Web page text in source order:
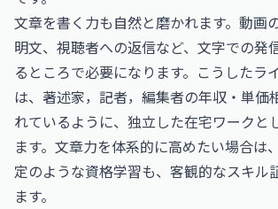
文章を書く力も自然と磨かれます。動画
明文、視聴者への返信など、文字での発
るところで必要になります。こうしたラ
は、 著述家，記者，編集者の年収・単価
れているように、独立した在宅ワークと
ます。文章力を体系的に高めたい場合は、
定のような資格学習も、客観的なスキル
ます。